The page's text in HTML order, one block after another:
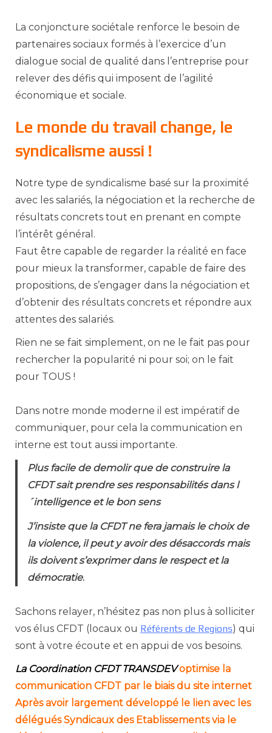
La conjoncture sociétale renforce le besoin de
partenaires sociaux formés à l’exercice d’un
dialogue social de qualité dans l’entreprise pour
relever des défis qui imposent de l’agilité
économique et sociale.
Le monde du travail change, le
syndicalisme aussi !
Notre type de syndicalisme basé sur la proximité
avec les salariés, la négociation et la recherche de
résultats concrets tout en prenant en compte
l’intérêt général.
Faut être capable de regarder la réalité en face
pour mieux la transformer, capable de faire des
propositions, de s’engager dans la négociation et
d’obtenir des résultats concrets et répondre aux
attentes des salariés.
Rien ne se fait simplement, on ne le fait pas pour
rechercher la popularité ni pour soi; on le fait
pour TOUS !
Dans notre monde moderne il est impératif de
communiquer, pour cela la communication en
interne est tout aussi importante.
Plus facile de demolir que de construire la
CFDT sait prendre ses responsabilités dans l
´intelligence et le bon sens
J’insiste que la CFDT ne fera jamais le choix de
la violence, il peut y avoir des désaccords mais
ils doivent s’exprimer dans le respect et la
démocratie.
Sachons relayer, n’hésitez pas non plus à solliciter
vos élus CFDT (locaux ou Référents de Regions) qui
sont à votre écoute et en appui de vos besoins.
La Coordination CFDT TRANSDEV optimise la
communication CFDT par le biais du site internet
Après avoir largement développé le lien avec les
délégués Syndicaux des Etablissements via le